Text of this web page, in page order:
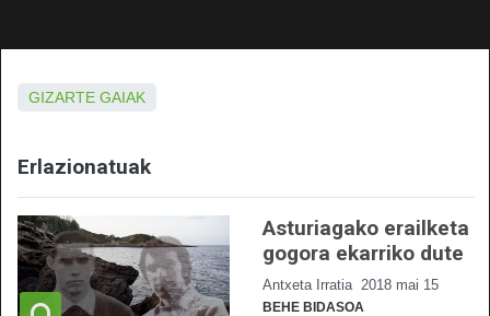
GIZARTE GAIAK
Erlazionatuak
Asturiagako erailketa
gogora ekarriko dute
Antxeta Irratia 2018 mai 15
BEHE BIDASOA